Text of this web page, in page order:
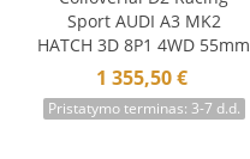
Sport AUDI A3 MK2
HATCH 3D 8P1 4WD 55mm
03-12
1 355,50 €
Pristatymo terminas: 3-7 d.d.